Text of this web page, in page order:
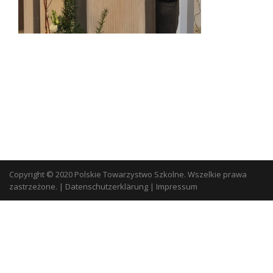
Copyright © 2020 Polskie Towarzystwo Szkolne. Wszelkie prawa
zastrzeżone. | Datenschutzerklärung | Impressum